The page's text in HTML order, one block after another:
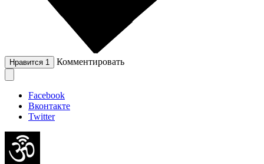
Нравится 1 Комментировать
Facebook
Вконтакте
Twitter